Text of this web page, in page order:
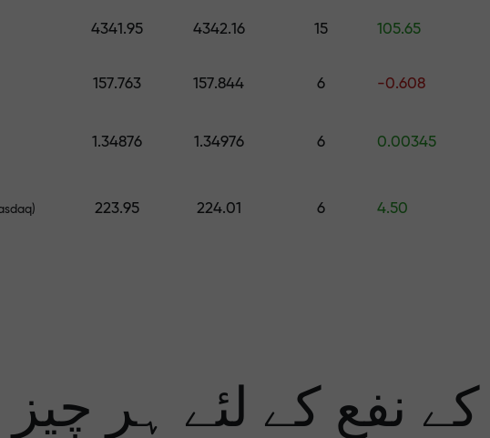
نہیں
اپنے اکاونٹ میں جمع کروائیں $333 — اور حاصل کریں تک کا تحفہ $1,500
سے پاک تجارت
منافع کی ضمانت
4341.95 4342.16 15 105.65
157.763 157.844 6 -0.608
1.34876 1.34976 6 0.00345
223.95 224.01 6 4.50
نفع کے لئے ہر چیز